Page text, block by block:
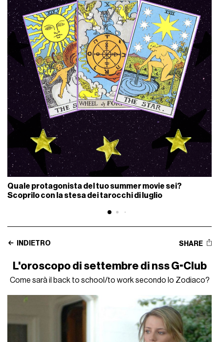
Quale protagonista del tuo summer movie sei?
Scoprilo con la stesa dei tarocchi di luglio
INDIETRO SHARE
L'oroscopo di settembre di nss G-Club
Come sarà il back to school/to work secondo lo Zodiaco?